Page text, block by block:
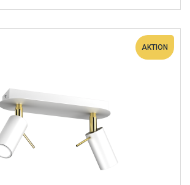
AKTION